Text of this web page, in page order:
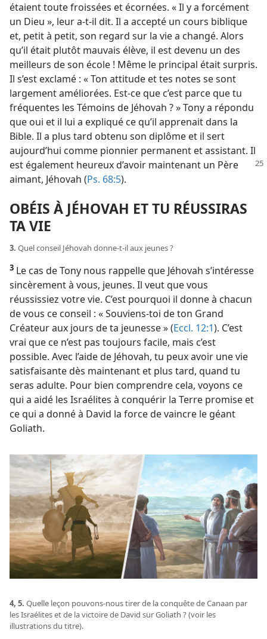
étaient toute froissées et écornées. « Il y a forcément
un Dieu », leur a-​t-​il dit. Il a accepté un cours biblique
et, petit à petit, son regard sur la vie a changé. Alors
qu’il était plutôt mauvais élève, il est devenu un des
meilleurs de son école ! Même le principal était surpris.
Il s’est exclamé : « Ton attitude et tes notes se sont
largement améliorées. Est-​ce que c’est parce que tu
fréquentes les Témoins de Jéhovah ? » Tony a répondu
que oui et il lui a expliqué ce qu’il apprenait dans la
Bible. Il a plus tard obtenu son diplôme et il sert
aujourd’hui comme pionnier permanent et assistant. Il
est également heureux d’avoir maintenant un Père
aimant, Jéhovah (Ps. 68:5).
OBÉIS À JÉHOVAH ET TU RÉUSSIRAS
TA VIE
3. Quel conseil Jéhovah donne-​t-​il aux jeunes ?
3 Le cas de Tony nous rappelle que Jéhovah s’intéresse
sincèrement à vous, jeunes. Il veut que vous
réussissiez votre vie. C’est pourquoi il donne à chacun
de vous ce conseil : « Souviens-​toi de ton Grand
Créateur aux jours de ta jeunesse » (Eccl. 12:1). C’est
vrai que ce n’est pas toujours facile, mais c’est
possible. Avec l’aide de Jéhovah, tu peux avoir une vie
satisfaisante dès maintenant et plus tard, quand tu
seras adulte. Pour bien comprendre cela, voyons ce
qui a aidé les Israélites à conquérir la Terre promise et
ce qui a donné à David la force de vaincre le géant
Goliath.
4, 5. Quelle leçon pouvons-​nous tirer de la conquête de Canaan par
les Israélites et de la victoire de David sur Goliath ? (voir les
illustrations du titre).